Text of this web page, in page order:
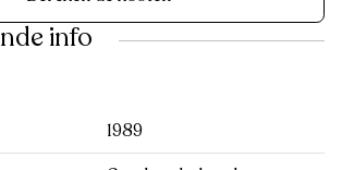
info
1989